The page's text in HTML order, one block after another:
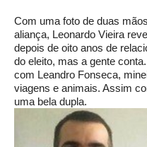
Amazônia
Com uma foto de duas
aliança, Leonardo Vieira
depois de oito anos de
do eleito, mas a gente
com Leandro Fonseca,
viagens e animais. Assim
uma bela dupla.